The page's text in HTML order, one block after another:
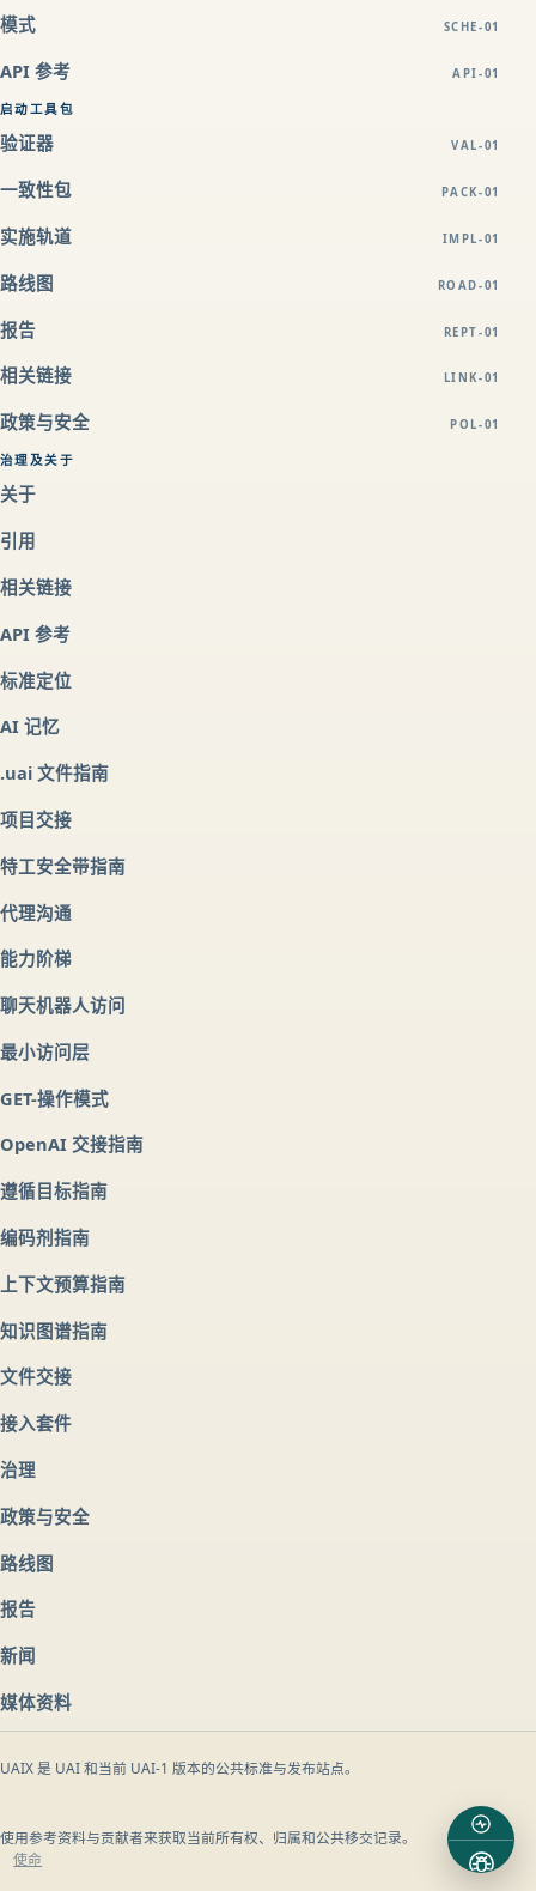
模式 SCHE-01
API 参考 API-01
启动工具包
验证器 VAL-01
一致性包 PACK-01
实施轨道 IMPL-01
路线图 ROAD-01
报告 REPT-01
相关链接 LINK-01
政策与安全 POL-01
治理及关于
关于
引用
相关链接
API 参考
标准定位
AI 记忆
.uai 文件指南
项目交接
特工安全带指南
代理沟通
能力阶梯
聊天机器人访问
最小访问层
GET-操作模式
OpenAI 交接指南
遵循目标指南
编码剂指南
上下文预算指南
知识图谱指南
文件交接
接入套件
治理
政策与安全
路线图
报告
新闻
媒体资料
UAIX 是 UAI 和当前 UAI-1 版本的公共标准与发布站点。
使用参考资料与贡献者来获取当前所有权、归属和公共移交记录。
使命